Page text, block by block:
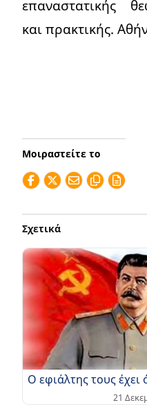
επαναστατικής
και πρακτικής.
Μοιραστείτε το
Σχετικά
Ο εφιάλτης τους
21